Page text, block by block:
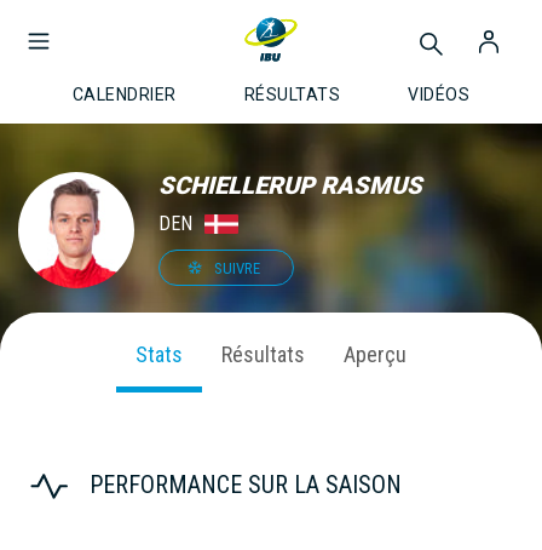
CALENDRIER RÉSULTATS VIDÉOS
SCHIELLERUP RASMUS
DEN
SUIVRE
Stats Résultats Aperçu
PERFORMANCE SUR LA SAISON